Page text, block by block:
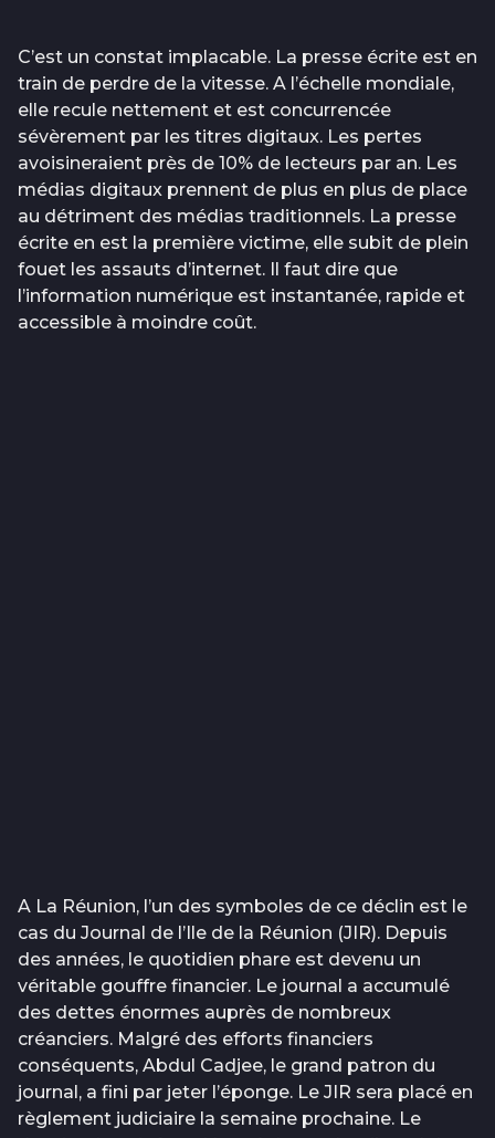
C’est un constat implacable. La presse écrite est en
train de perdre de la vitesse. A l’échelle mondiale,
elle recule nettement et est concurrencée
sévèrement par les titres digitaux. Les pertes
avoisineraient près de 10% de lecteurs par an. Les
médias digitaux prennent de plus en plus de place
au détriment des médias traditionnels. La presse
écrite en est la première victime, elle subit de plein
fouet les assauts d’internet. Il faut dire que
l’information numérique est instantanée, rapide et
accessible à moindre coût.
A La Réunion, l’un des symboles de ce déclin est le
cas du Journal de l’Ile de la Réunion (JIR). Depuis
des années, le quotidien phare est devenu un
véritable gouffre financier. Le journal a accumulé
des dettes énormes auprès de nombreux
créanciers. Malgré des efforts financiers
conséquents, Abdul Cadjee, le grand patron du
journal, a fini par jeter l’éponge. Le JIR sera placé en
règlement judiciaire la semaine prochaine. Le